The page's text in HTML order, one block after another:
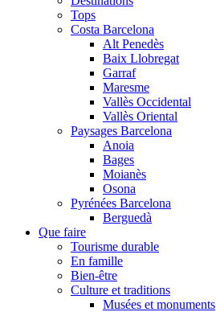
Tops
Costa Barcelona
Alt Penedès
Baix Llobregat
Garraf
Maresme
Vallès Occidental
Vallès Oriental
Paysages Barcelona
Anoia
Bages
Moianès
Osona
Pyrénées Barcelona
Berguedà
Que faire
Tourisme durable
En famille
Bien-être
Culture et traditions
Musées et monuments